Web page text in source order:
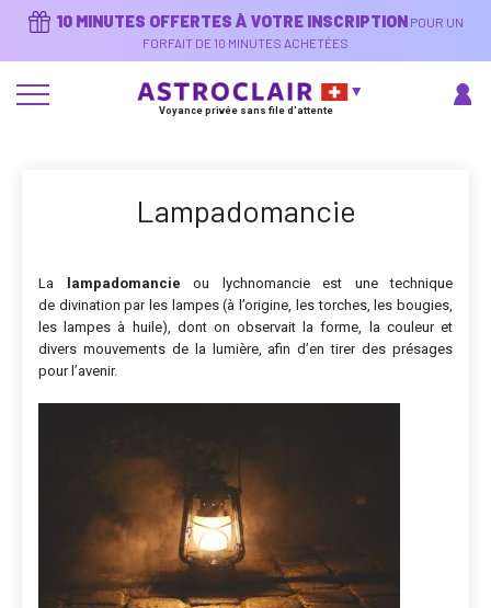
10 MINUTES OFFERTES À VOTRE INSCRIPTION POUR UN
FORFAIT DE 10 MINUTES ACHETÉES
Voyance privée sans file d'attente
Lampadomancie
La lampadomancie ou lychnomancie est une technique
de divination par les lampes (à l’origine, les torches, les bougies,
les lampes à huile), dont on observait la forme, la couleur et
divers mouvements de la lumière, afin d’en tirer des présages
pour l’avenir.